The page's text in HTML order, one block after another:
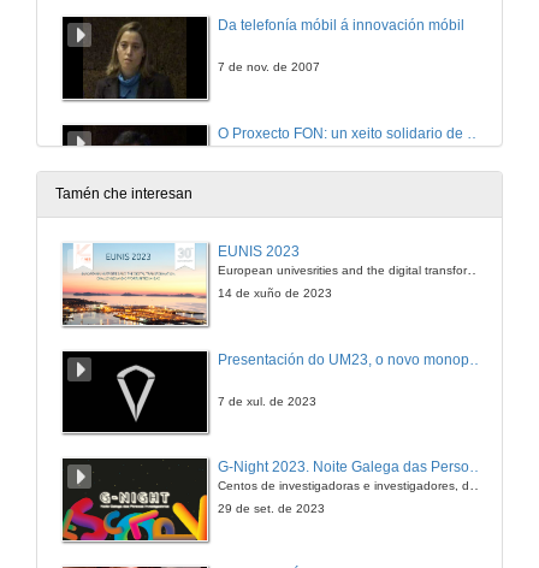
Da telefonía móbil á innovación móbil
7 de nov. de 2007
7 de nov. de 2007
Tamén che interesan
EUNIS 2023
European univesrities and the digital transformation: challenges and opportunities ahead
14 de xuño de 2023
7 de xul. de 2023
G-Night 2023. Noite Galega das Persoas Investigadoras. Conciencias creativas
29 de set. de 2023